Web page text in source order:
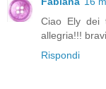
Ciao Ely dei
allegria!!!
Rispondi